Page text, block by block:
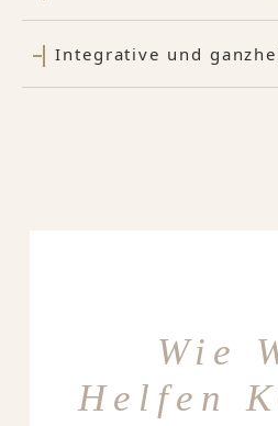
Integrative und
Wie
Helfen